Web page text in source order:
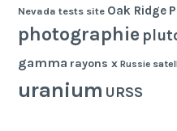
Nevada tests site Oak Ridge
photographie
gamma rayons x Russie
uranium URSS